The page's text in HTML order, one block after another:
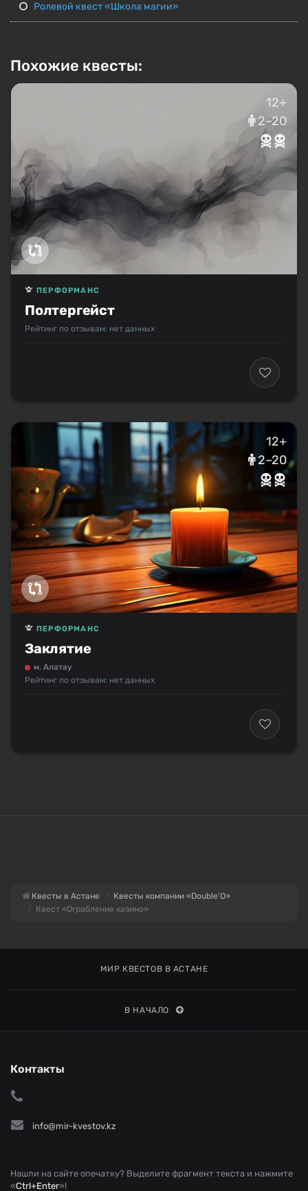
Ролевой квест «Школа магии»
Похожие квесты:
12+
2–20
Полтергейст
ПЕРФОРМАНС
Рейтинг по отзывам: нет данных
12+
2–20
Заклятие
ПЕРФОРМАНС
м. Алатау
Рейтинг по отзывам: нет данных
Квесты в Астане
Квесты компании «Double'O»
Квест «Ограбление казино»
МИР КВЕСТОВ В АСТАНЕ
В НАЧАЛО
Контакты
info@mir-kvestov.kz
Нашли на сайте опечатку? Выделите фрагмент текста и нажмите
«Ctrl+Enter»!